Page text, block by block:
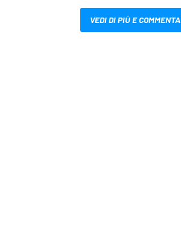
VEDI DI PIÙ E COMMENTA